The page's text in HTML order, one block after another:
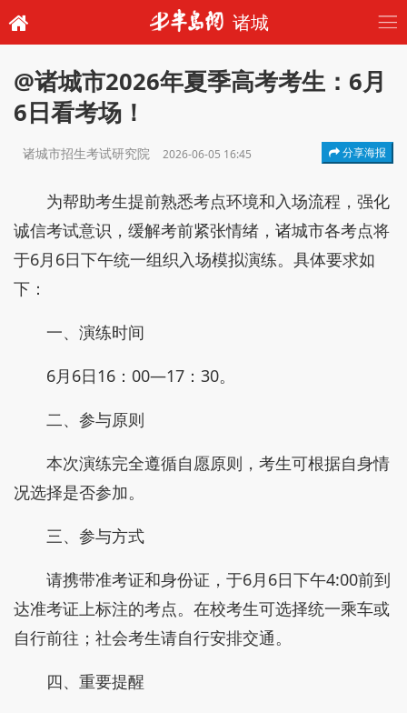
诸城
@诸城市2026年夏季高考考生：6月
6日看考场！
诸城市招生考试研究院 2026-06-05 16:45 分享海报
为帮助考生提前熟悉考点环境和入场流程，强化
诚信考试意识，缓解考前紧张情绪，诸城市各考点将
于6月6日下午统一组织入场模拟演练。具体要求如
下：
一、演练时间
6月6日16：00—17：30。
二、参与原则
本次演练完全遵循自愿原则，考生可根据自身情
况选择是否参加。
三、参与方式
请携带准考证和身份证，于6月6日下午4:00前到
达准考证上标注的考点。在校考生可选择统一乘车或
自行前往；社会考生请自行安排交通。
四、重要提醒